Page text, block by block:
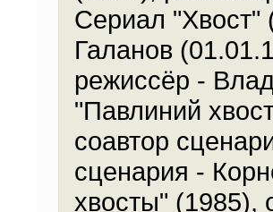
Сериал "Хвост"
Галанов
режиссёр -
"Павлиний
соавтор
сценария -
хвосты" (1985),